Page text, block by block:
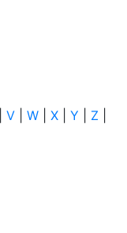
V W X Y Z